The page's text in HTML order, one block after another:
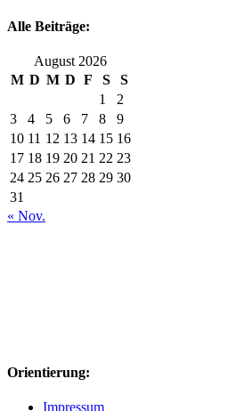
Alle Beiträge:
August 2026
M D M D F S
S
1
2
3
4 5 6 7 8
9
10 11 12 13 14 15 16
17 18 19 20 21 22 23
24 25 26 27 28 29 30
31
« Nov.
Orientierung:
Impressum